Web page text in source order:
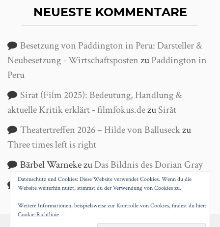
NEUESTE KOMMENTARE
Besetzung von Paddington in Peru: Darsteller &
Neubesetzung - WirtschaftspostenzuPaddington in
Peru
Sirāt (Film 2025): Bedeutung, Handlung &
aktuelle Kritik erklärt - filmfokus.dezuSirāt
Theatertreffen 2026 – Hilde von Balluseckzu
Three times left is right
Bärbel WarnekezuDas Bildnis des Dorian Gray
Helga WankezuAntigone
Datenschutz und Cookies: Diese Website verwendet Cookies. Wenn du die
Website weiterhin nutzt, stimmst du der Verwendung von Cookies zu.
Weitere Informationen, beispielsweise zur Kontrolle von Cookies, findest du hier:
Cookie-Richtlinie